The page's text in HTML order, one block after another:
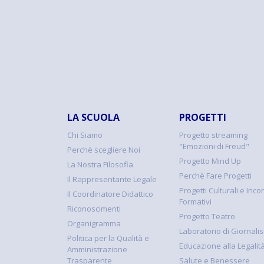
LA SCUOLA
Chi Siamo
Perchè scegliere Noi
La Nostra Filosofia
Il Rappresentante Legale
Il Coordinatore Didattico
Riconoscimenti
Organigramma
Politica per la Qualità e
Amministrazione
Trasparente
PROGETTI
Progetto streaming
"Emozioni di Freud"
Progetto Mind Up
Perchè Fare Progetti
Progetti Culturali e
Formativi
Progetto Teatro
Laboratorio di
Educazione alla Legalità
Salute e Benessere